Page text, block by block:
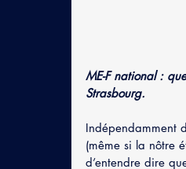
ME-F national :
Strasbourg.
Indépendamment
(même si la nôtre
d’entendre dire